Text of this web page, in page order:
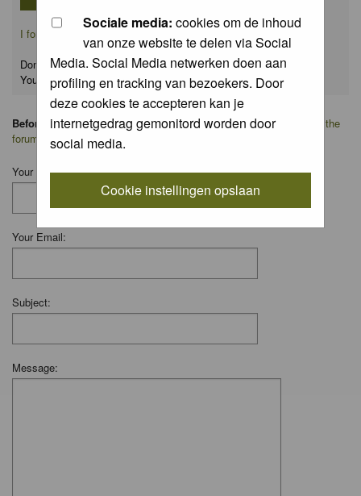
Sociale media: cookies om de inhoud
van onze website te delen via Social
Media. Social Media netwerken doen aan
profiling en tracking van bezoekers. Door
deze cookies te accepteren kan je
internetgedrag gemonitord worden door
social media.
Cookie instellingen opslaan
I forgot my password
Don't have an account yet?
You canregisterfor FREE
Before you ask your question:pleaseread the FAQor search on the
forum
first.
Your Name:
Your Email:
Subject:
Message: